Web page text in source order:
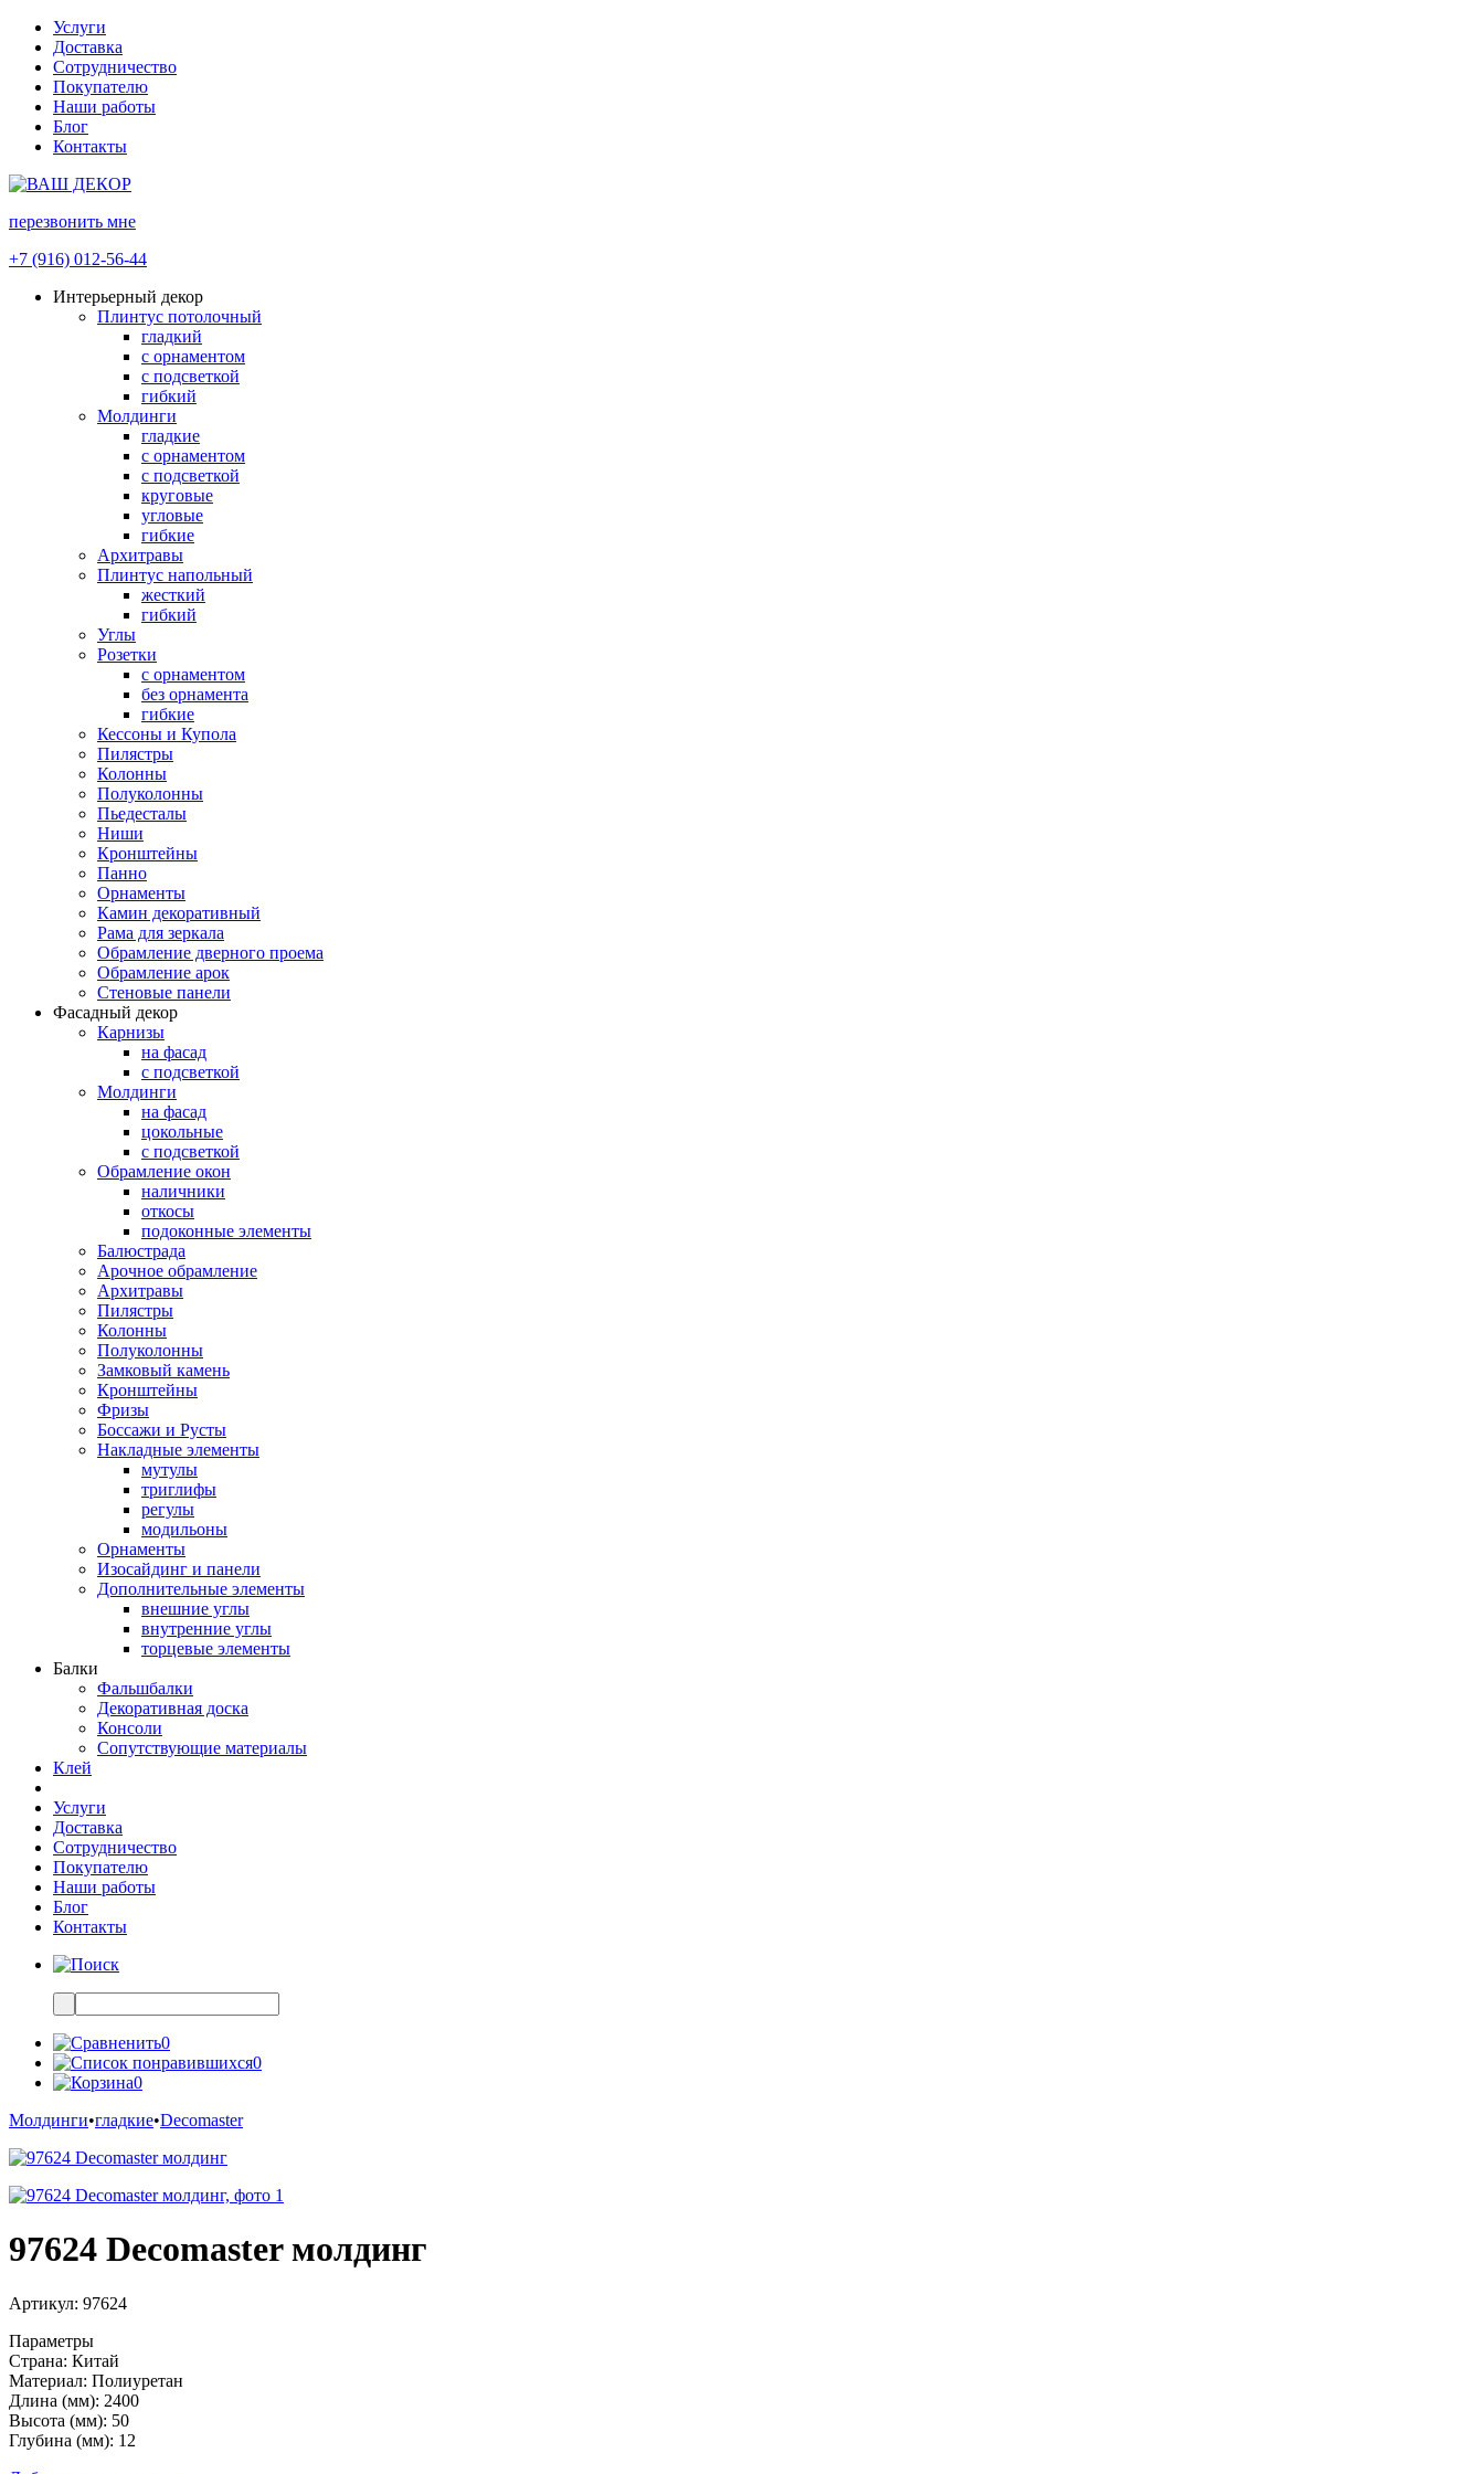
Услуги
Доставка
Сотрудничество
Покупателю
Наши работы
Блог
Контакты
перезвонить мне
+7 (916) 012-56-44
Интерьерный декор
Плинтус потолочный
гладкий
с орнаментом
с подсветкой
гибкий
Молдинги
гладкие
с орнаментом
с подсветкой
круговые
угловые
гибкие
Архитравы
Плинтус напольный
жесткий
гибкий
Углы
Розетки
с орнаментом
без орнамента
гибкие
Кессоны и Купола
Пилястры
Колонны
Полуколонны
Пьедесталы
Ниши
Кронштейны
Панно
Орнаменты
Камин декоративный
Рама для зеркала
Обрамление дверного проема
Обрамление арок
Стеновые панели
Фасадный декор
Карнизы
на фасад
с подсветкой
Молдинги
на фасад
цокольные
с подсветкой
Обрамление окон
наличники
откосы
подоконные элементы
Балюстрада
Арочное обрамление
Архитравы
Пилястры
Колонны
Полуколонны
Замковый камень
Кронштейны
Фризы
Боссажи и Русты
Накладные элементы
мутулы
триглифы
регулы
модильоны
Орнаменты
Изосайдинг и панели
Дополнительные элементы
внешние углы
внутренние углы
торцевые элементы
Балки
Фальшбалки
Декоративная доска
Консоли
Сопутствующие материалы
Клей
Услуги
Доставка
Сотрудничество
Покупателю
Наши работы
Блог
Контакты
0
0
0
Молдинги•гладкие•Decomaster
97624 Decomaster молдинг
Артикул: 97624
Параметры
Страна: Китай
Материал: Полиуретан
Длина (мм): 2400
Высота (мм): 50
Глубина (мм): 12